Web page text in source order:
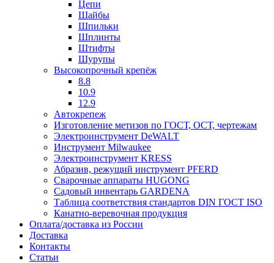
Цепи
Шайбы
Шпильки
Шплинты
Штифты
Шурупы
Высокопрочный крепёж
8.8
10.9
12.9
Автокрепеж
Изготовление метизов по ГОСТ, ОСТ, чертежам
Электроинструмент DeWALT
Инструмент Milwaukee
Электроинструмент KRESS
Абразив, режущий инструмент PFERD
Сварочные аппараты HUGONG
Садовый инвентарь GARDENA
Таблица соответствия стандартов DIN ГОСТ ISO
Канатно-веревочная продукция
Оплата/доставка из России
Доставка
Контакты
Статьи